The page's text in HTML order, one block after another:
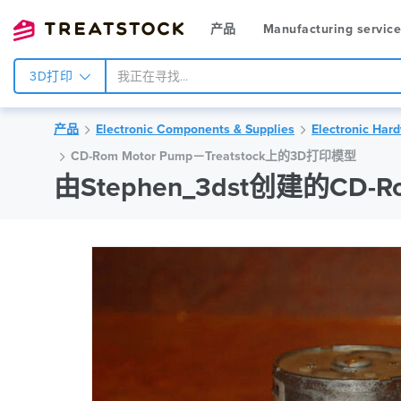
产品 Manufacturing
3D打印
产品 Electronic Components & Supplies
Electronic
CD-Rom Motor Pump－Treatstock上的3D打印模型
由Stephen_3dst创建的CD-